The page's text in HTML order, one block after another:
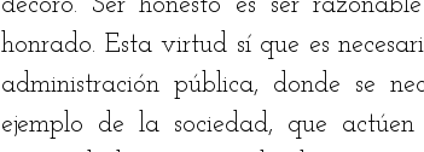
honrado. Esta virtud sí que es
administración pública, donde se
ejemplo de la sociedad, que